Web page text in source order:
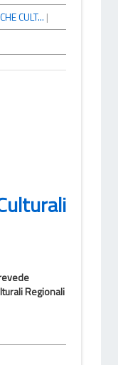
CULT... |
Regionali